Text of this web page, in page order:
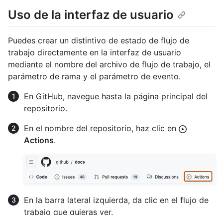
Uso de la interfaz de usuario
Puedes crear un distintivo de estado de flujo de
trabajo directamente en la interfaz de usuario
mediante el nombre del archivo de flujo de trabajo, el
parámetro de rama y el parámetro de evento.
En GitHub, navegue hasta la página principal del
repositorio.
En el nombre del repositorio, haz clic en
Actions.
En la barra lateral izquierda, da clic en el flujo de
trabajo que quieras ver.